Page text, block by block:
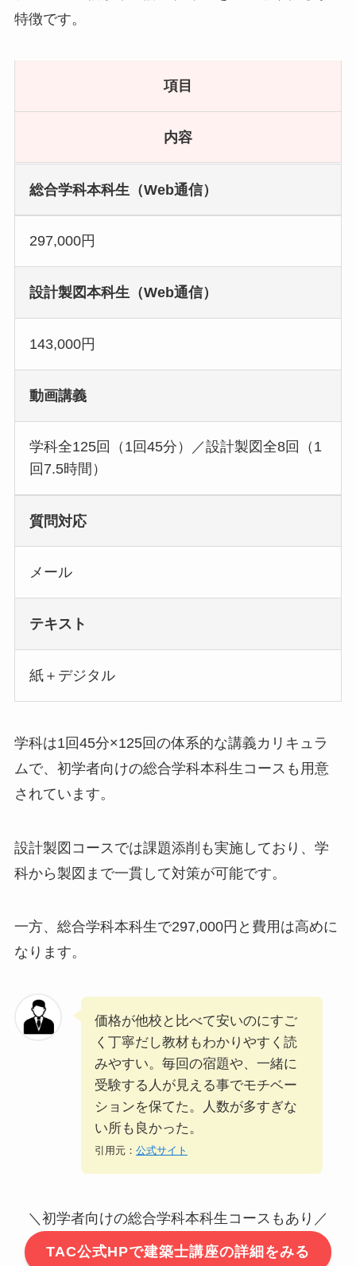
特徴です。
項目
内容
総合学科本科生（Web通信）
297,000円
設計製図本科生（Web通信）
143,000円
動画講義
学科全125回（1回45分）／設計製図全8回（1
回7.5時間）
質問対応
メール
テキスト
紙＋デジタル
学科は1回45分×125回の体系的な講義カリキュラ
ムで、初学者向けの総合学科本科生コースも用意
されています。
設計製図コースでは課題添削も実施しており、学
科から製図まで一貫して対策が可能です。
一方、総合学科本科生で297,000円と費用は高めに
なります。
価格が他校と比べて安いのにすご
く丁寧だし教材もわかりやすく読
みやすい。毎回の宿題や、一緒に
受験する人が見える事でモチベー
ションを保てた。人数が多すぎな
い所も良かった。
引用元： 公式サイト
＼初学者向けの総合学科本科生コースもあり／
TAC公式HPで建築士講座の詳細をみる